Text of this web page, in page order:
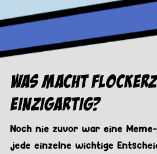
Was macht
einzigartig?
Noch nie zuvor war eine
jede einzelne wichtige